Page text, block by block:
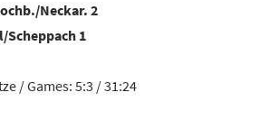
Neckar. 2
Scheppach 1
/ Games:5:3 / 31:24